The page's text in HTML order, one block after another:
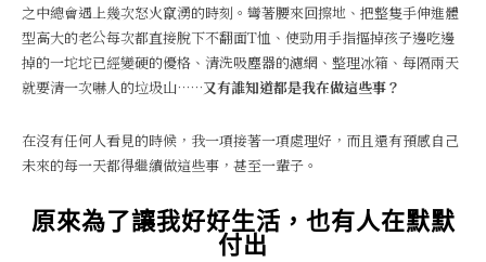
之中總會遇上幾次怒火竄湧的時刻。彎著腰來回擦地、把整隻手伸進體
型高大的老公每次都直接脫下不翻面T恤、使勁用手指摳掉孩子邊吃邊
掉的一坨坨已經變硬的優格、清洗吸塵器的濾網、整理冰箱、每隔兩天
就要清一次嚇人的垃圾山……又有誰知道都是我在做這些事？
在沒有任何人看見的時候，我一項接著一項處理好，而且還有預感自己
未來的每一天都得繼續做這些事，甚至一輩子。
原來為了讓我好好生活，也有人在默默
付出